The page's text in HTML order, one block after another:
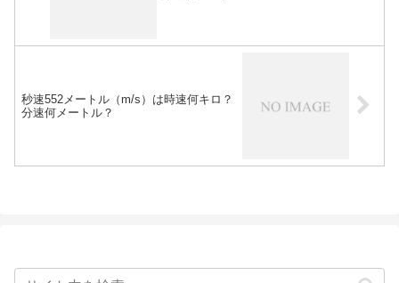
秒速552メートル（m/s）は時速何キロ？
分速何メートル？